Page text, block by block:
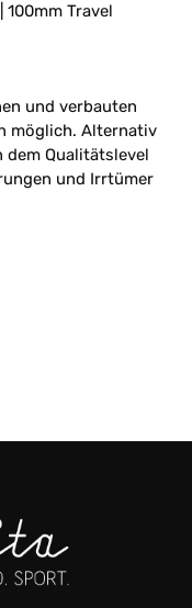
100mm Travel
und verbauten
möglich. Alternativ
Qualitätslevel
und Irrtümer